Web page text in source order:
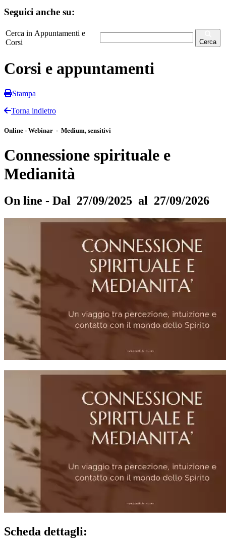
Seguici anche su:
Cerca in Appuntamenti e
Corsi
Cerca
Corsi e appuntamenti
Stampa
Torna indietro
Online - Webinar - Medium, sensitivi
Connessione spirituale e
Medianità
On line - Dal 27/09/2025 al 27/09/2026
Scheda dettagli: